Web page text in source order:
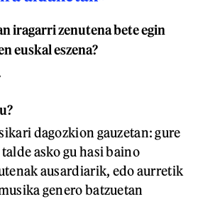
iragarri zenutena bete egin
euskal eszena?
dagozkion gauzetan: gure
asko gu hasi baino
ausardiarik, edo aurretik
genero batzuetan